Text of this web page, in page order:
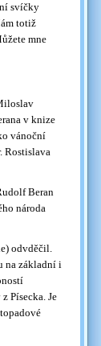
svíčky
totiž
mne
v knize
vánoční
Rostislava
Beran
národa
odvděčil.
na základní i
Písecka. Je